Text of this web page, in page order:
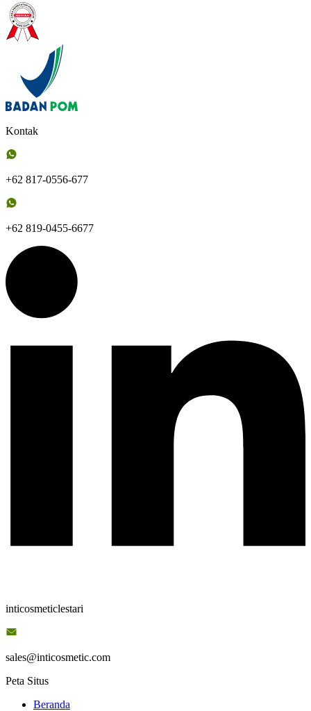
Kontak
+62 817-0556-677
+62 819-0455-6677
inticosmeticlestari
sales@inticosmetic.com
Peta Situs
Beranda